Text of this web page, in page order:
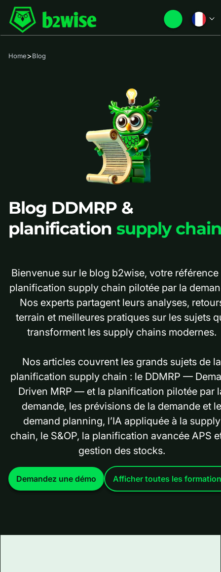
Home>Blog
Blog DDMRP &
planification supply
Bienvenue sur le blog b2wise, votre référence
planification supply chain pilotée par la
Nos experts partagent leurs analyses,
terrain et meilleures pratiques sur les sujets
transforment les supply chains modernes.
Nos articles couvrent les grands sujets de la
planification supply chain : le DDMRP —
Driven MRP — et la planification pilotée par
demande, les prévisions de la demande et le
demand planning, l’IA appliquée à la supply
chain, le S&OP, la planification avancée APS
gestion des stocks.
Demandez une démo Afficher toutes les